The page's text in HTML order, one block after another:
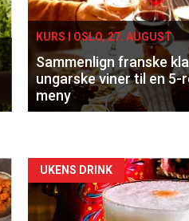
KURS I OSLO, 27. AUGUST
Sammenlign franske
ungarske viner til en 5-
meny
Forsiden
akkurat
UKENS DRINK